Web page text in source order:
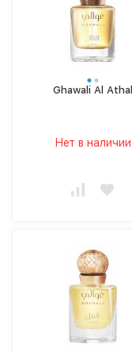
Ghawali Al Athal
Нет в наличии